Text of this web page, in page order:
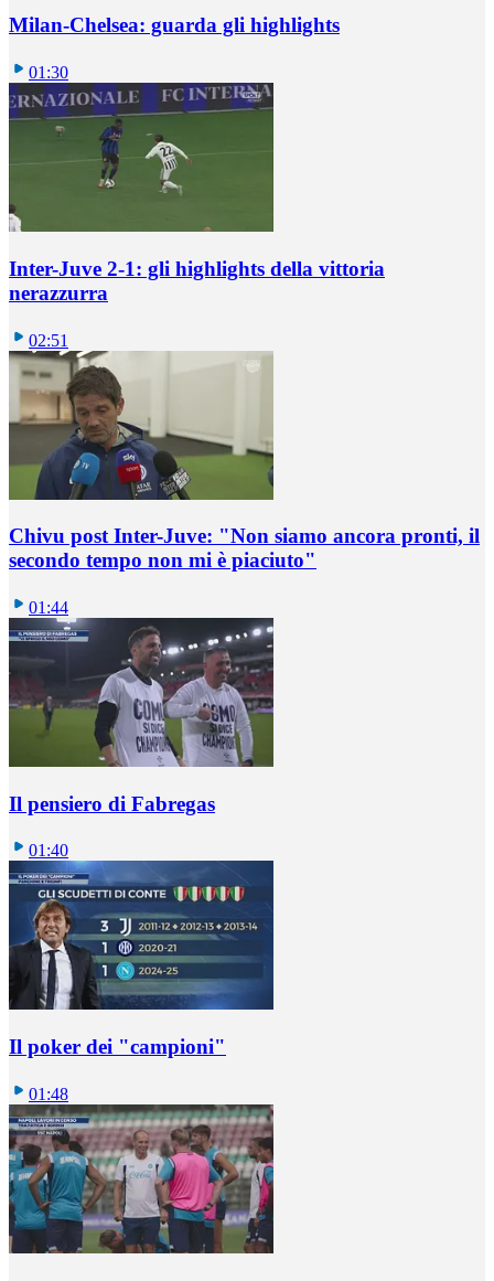
Milan-Chelsea: guarda gli highlights
01:30
Inter-Juve 2-1: gli highlights della vittoria
nerazzurra
02:51
Chivu post Inter-Juve: "Non siamo ancora pronti, il
secondo tempo non mi è piaciuto"
01:44
Il pensiero di Fabregas
01:40
Il poker dei "campioni"
01:48